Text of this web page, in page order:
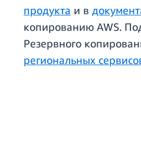
продукта и в
копированию AWS.
Резервного
региональных